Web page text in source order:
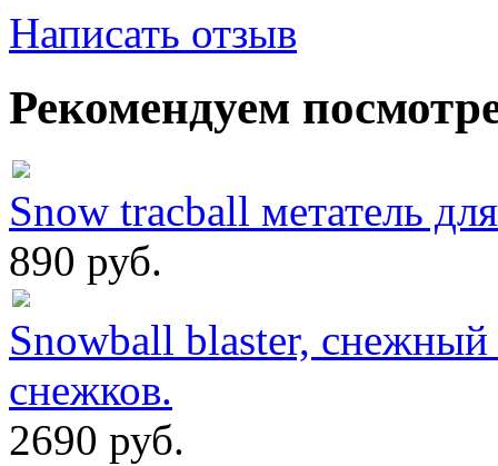
Написать отзыв
Рекомендуем
Snow tracball метатель
890 руб.
Snowball blaster, снежный
снежков.
2690 руб.